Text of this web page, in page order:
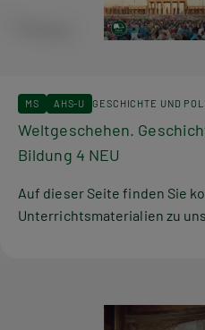
MS AHS-U GESCHICHTE UND
Weltgeschehen.
Bildung 4 NEU
Auf dieser Seite finden Sie
Unterrichtsmaterialien zu